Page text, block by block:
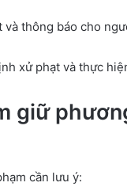
thông báo cho
xử phạt và thực
giữ
cần lưu ý: